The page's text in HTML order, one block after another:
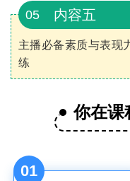
05 内容五
主播必备素质与表现
练
你在课
01